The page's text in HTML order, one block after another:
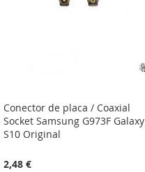
Conector de placa / Coaxial
Socket Samsung G973F Galaxy
S10 Original
2,48 €